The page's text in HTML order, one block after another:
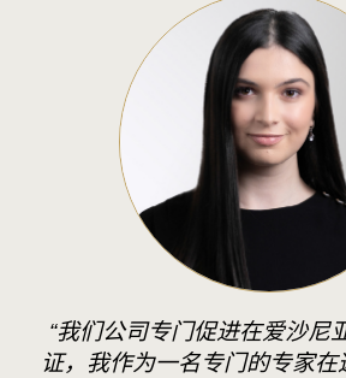
“我们公司专门促进在爱沙尼
证，我作为一名专门的专家